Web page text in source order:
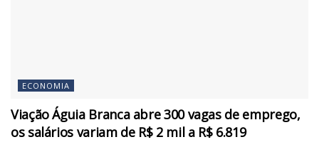
ECONOMIA
Viação Águia Branca abre 300 vagas de emprego,
os salários variam de R$ 2 mil a R$ 6.819